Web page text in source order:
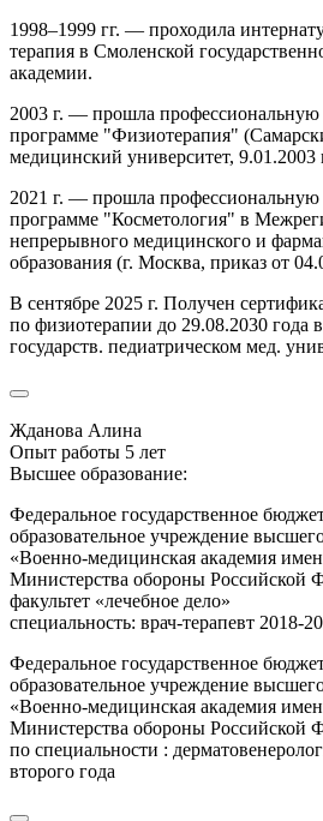
1998–1999 гг. — проходила
терапия в Смоленской
академии.
2003 г. — прошла профессиональную
программе "Физиотерапия"
медицинский университет, 9.01.2003
2021 г. — прошла профессиональную
программе "Косметология" в
непрерывного медицинского и
образования (г. Москва, приказ от
В сентябре 2025 г. Получен
по физиотерапии до 29.08.2030 года
государств. педиатрическом мед.
Жданова Алина
Опыт работы 5 лет
Высшее образование:
Федеральное государственное
образовательное учреждение
«Военно-медицинская академия
Министерства обороны Российской
факультет «лечебное дело»
специальность: врач-терапевт 2018-
Федеральное государственное
образовательное учреждение
«Военно-медицинская академия
Министерства обороны Российской
по специальности :
второго года